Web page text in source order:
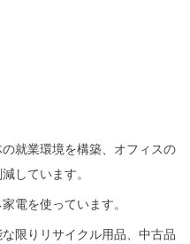
就業環境を構築、オフィスの
しています。
電を使っています。
限りリサイクル用品、中古品